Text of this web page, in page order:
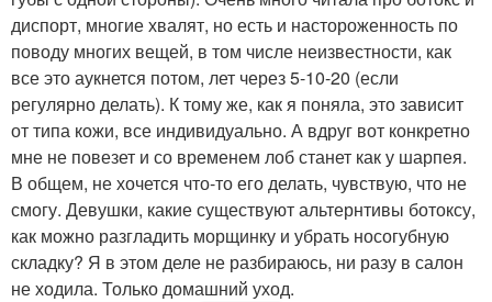
диспорт, многие хвалят, но есть и настороженность по
поводу многих вещей, в том числе неизвестности, как
все это аукнется потом, лет через 5-10-20 (если
регулярно делать). К тому же, как я поняла, это зависит
от типа кожи, все индивидуально. А вдруг вот конкретно
мне не повезет и со временем лоб станет как у шарпея.
В общем, не хочется что-то его делать, чувствую, что не
смогу. Девушки, какие существуют альтернтивы ботоксу,
как можно разгладить морщинку и убрать носогубную
складку? Я в этом деле не разбираюсь, ни разу в салон
не ходила. Только домашний уход.